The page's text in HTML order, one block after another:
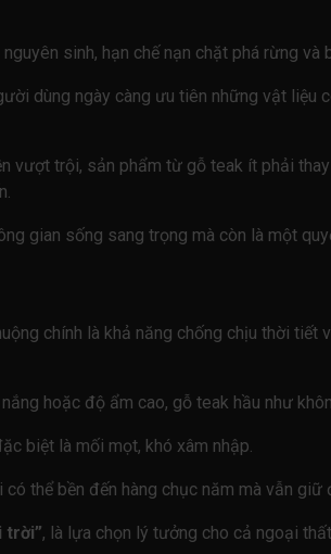
sinh, hạn chế nạn chặt phá rừng và
dùng ngày càng ưu tiên những vật
vượt trội, sản phẩm từ gỗ teak ít phải
gian sống sang trọng mà còn là một
chính là khả năng chống chịu thời
hoặc độ ẩm cao, gỗ teak hầu như
biệt là mối mọt, khó xâm nhập.
thể bền đến hàng chục năm mà vẫn giữ
trời”, là lựa chọn lý tưởng cho cả ngoại